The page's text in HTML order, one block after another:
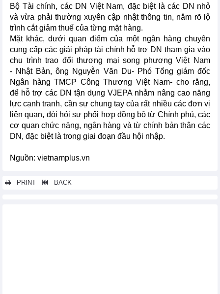
Bộ Tài chính, các DN Việt Nam, đặc biệt là các DN nhỏ
và vừa phải thường xuyên cập nhật thông tin, nắm rõ lộ
trình cắt giảm thuế của từng mặt hàng.
Mặt khác, dưới quan điểm của một ngân hàng chuyên
cung cấp các giải pháp tài chính hỗ trợ DN tham gia vào
chu trình trao đổi thương mại song phương Việt Nam
- Nhật Bản, ông Nguyễn Văn Du- Phó Tổng giám đốc
Ngân hàng TMCP Công Thương Việt Nam- cho rằng,
để hỗ trợ các DN tận dụng VJEPA nhằm nâng cao năng
lực cạnh tranh, cần sự chung tay của rất nhiều các đơn vị
liên quan, đòi hỏi sự phối hợp đồng bộ từ Chính phủ, các
cơ quan chức năng, ngân hàng và từ chính bản thân các
DN, đặc biệt là trong giai đoạn đầu hội nhập.
Nguồn: vietnamplus.vn
PRINT BACK